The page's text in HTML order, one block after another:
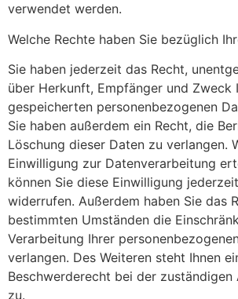
verwendet werden.
Welche Rechte haben Sie bezüglich
Sie haben jederzeit das Recht,
über Herkunft, Empfänger und Zweck
gespeicherten personenbezogenen
Sie haben außerdem ein Recht, die
Löschung dieser Daten zu verlangen.
Einwilligung zur Datenverarbeitung
können Sie diese Einwilligung
widerrufen. Außerdem haben Sie das
bestimmten Umständen die
Verarbeitung Ihrer
verlangen. Des Weiteren steht Ihnen
Beschwerderecht bei der
zu.